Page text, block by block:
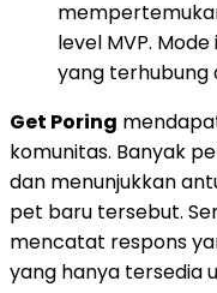
level MVP.
yang terhubung
Get Poring
komunitas. Banyak
dan menunjukkan
pet baru tersebut.
mencatat respons
yang hanya tersedia